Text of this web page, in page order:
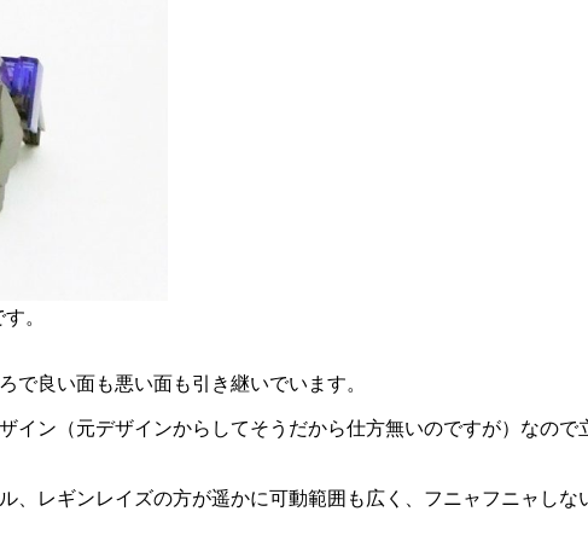
。
で良い面も悪い面も引き継いでいます。
イン（元デザインからしてそうだから仕方無いのですが）なの
、レギンレイズの方が遥かに可動範囲も広く、フニャフニャしな